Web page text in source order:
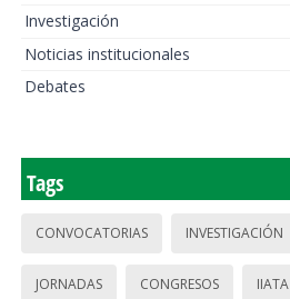
Investigación
Noticias institucionales
Debates
Tags
CONVOCATORIAS INVESTIGACIÓN
JORNADAS CONGRESOS IIATA